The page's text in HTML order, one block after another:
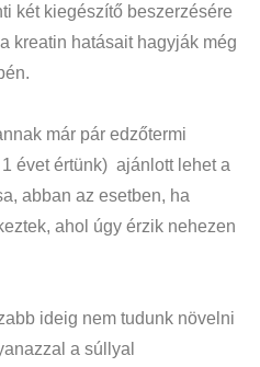
két kiegészítő beszerzésére
kreatin hatásait hagyják még
már pár edzőtermi
évet értünk) ajánlott lehet a
abban az esetben, ha
ahol úgy érzik nehezen
ideig nem tudunk növelni
a súllyal